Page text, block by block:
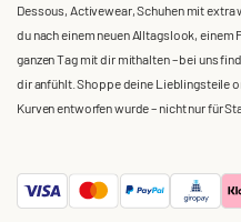
Dessous, Activewear, Schuhen mit
du nach einem neuen Alltagslook,
ganzen Tag mit dir mithalten – bei uns
dir anfühlt. Shoppe deine Lieblingsteile
Kurven entworfen wurde – nicht nur für